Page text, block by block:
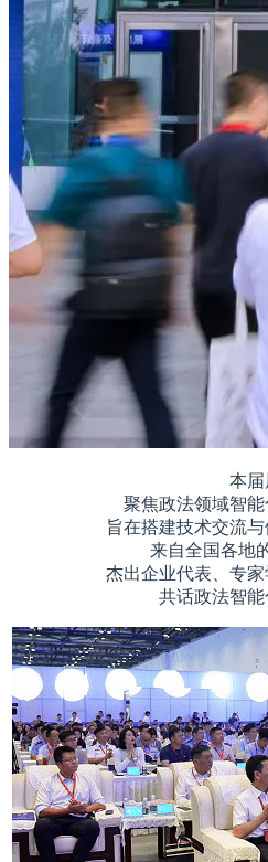
本届
聚焦政法领域智
旨在搭建技术交流
来自全国各地
杰出企业代表、专
共话政法智